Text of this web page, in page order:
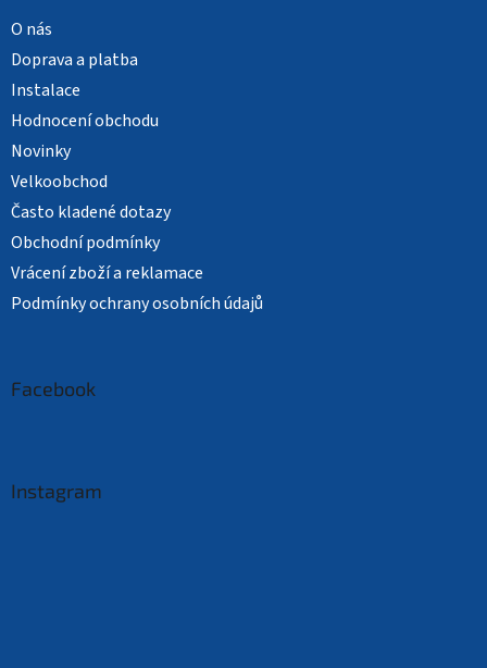
O nás
Doprava a platba
Instalace
Hodnocení obchodu
Novinky
Velkoobchod
Často kladené dotazy
Obchodní podmínky
Vrácení zboží a reklamace
Podmínky ochrany osobních údajů
Facebook
Instagram